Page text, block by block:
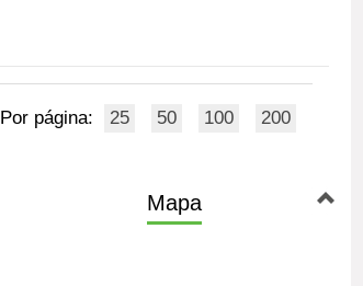
Por página: 25 50 100 200
Mapa